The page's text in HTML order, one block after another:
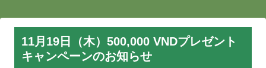
11月19日（木）500,000 VNDプレゼント
キャンペーンのお知らせ